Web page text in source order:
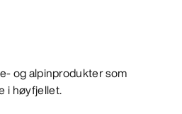
og alpinprodukter som
i høyfjellet.